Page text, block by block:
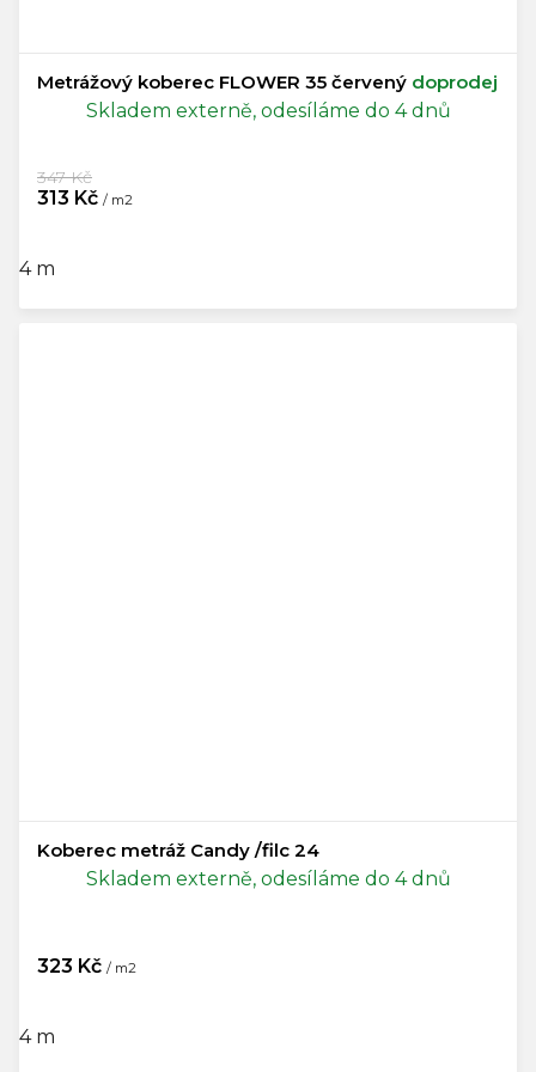
Metrážový koberec FLOWER 35 červený doprodej
Skladem externě, odesíláme do 4 dnů
313 Kč / m2
347 Kč
4 m
Koberec metráž Candy /filc 24
Skladem externě, odesíláme do 4 dnů
323 Kč / m2
4 m